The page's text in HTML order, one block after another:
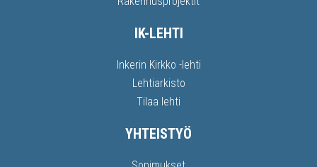
IK-LEHTI
Inkerin Kirkko -lehti
Lehtiarkisto
Tilaa lehti
YHTEISTYÖ